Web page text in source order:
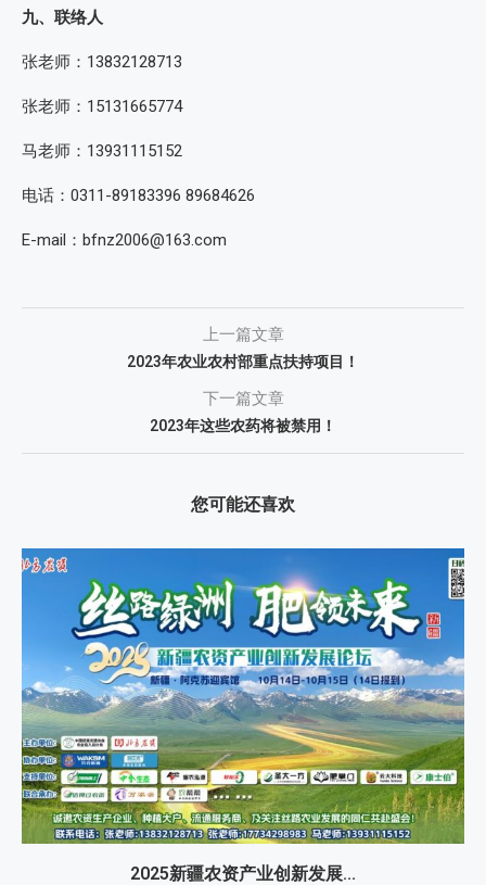
九、联络人
张老师：13832128713
张老师：15131665774
马老师：13931115152
电话：0311-89183396 89684626
E-mail：bfnz2006@163.com
上一篇文章
2023年农业农村部重点扶持项目！
下一篇文章
2023年这些农药将被禁用！
您可能还喜欢
2025新疆农资产业创新发展...